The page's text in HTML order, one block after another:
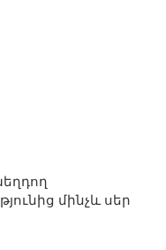
մինչև սեր